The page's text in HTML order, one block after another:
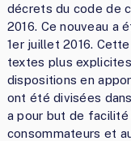
décrets du code de
2016. Ce nouveau a
1erjuillet 2016.
textes plus
dispositions en
ont été divisées
a pour but de facilité
consommateurs et